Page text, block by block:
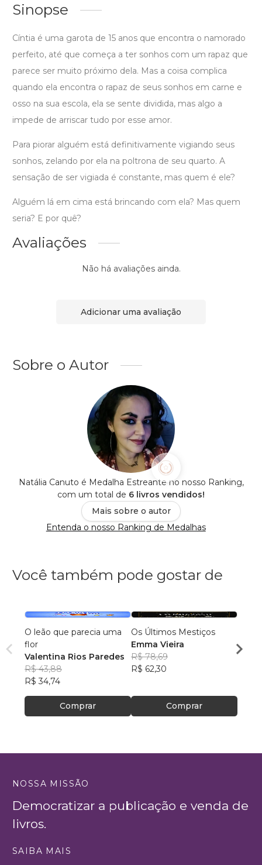
Sinopse
Cíntia é uma garota de 15 anos que encontra o namorado
perfeito, até que começa a ter sonhos com um rapaz que
parece ser muito próximo dela. Mas a coisa complica
quando ela encontra o rapaz de seus sonhos em carne e
osso na sua escola, ela se sente dividida, mas algo a
impede de arriscar tudo por esse amor.
Para piorar alguém está definitivamente vigiando seus
sonhos, zelando por ela na poltrona de seu quarto. A
sensação de ser vigiada é constante, mas quem é ele?
Alguém lá em cima está brincando com ela? Mas quem
seria? E por quê?
Avaliações
Não há avaliações ainda.
Adicionar uma avaliação
Sobre o Autor
Natália Canuto é Medalha Estreante no nosso Ranking,
com um total de 6 livros vendidos!
Mais sobre o autor
Entenda o nosso Ranking de Medalhas
Você também pode gostar de
O leão que parecia uma
flor
Valentina Rios Paredes
R$ 43,88
R$ 34,74
Comprar
Os Últimos Mestiços
Emma Vieira
R$ 78,69
R$ 62,30
Comprar
que
que
NOSSA MISSÃO
Democratizar a publicação e venda de
livros.
SAIBA MAIS